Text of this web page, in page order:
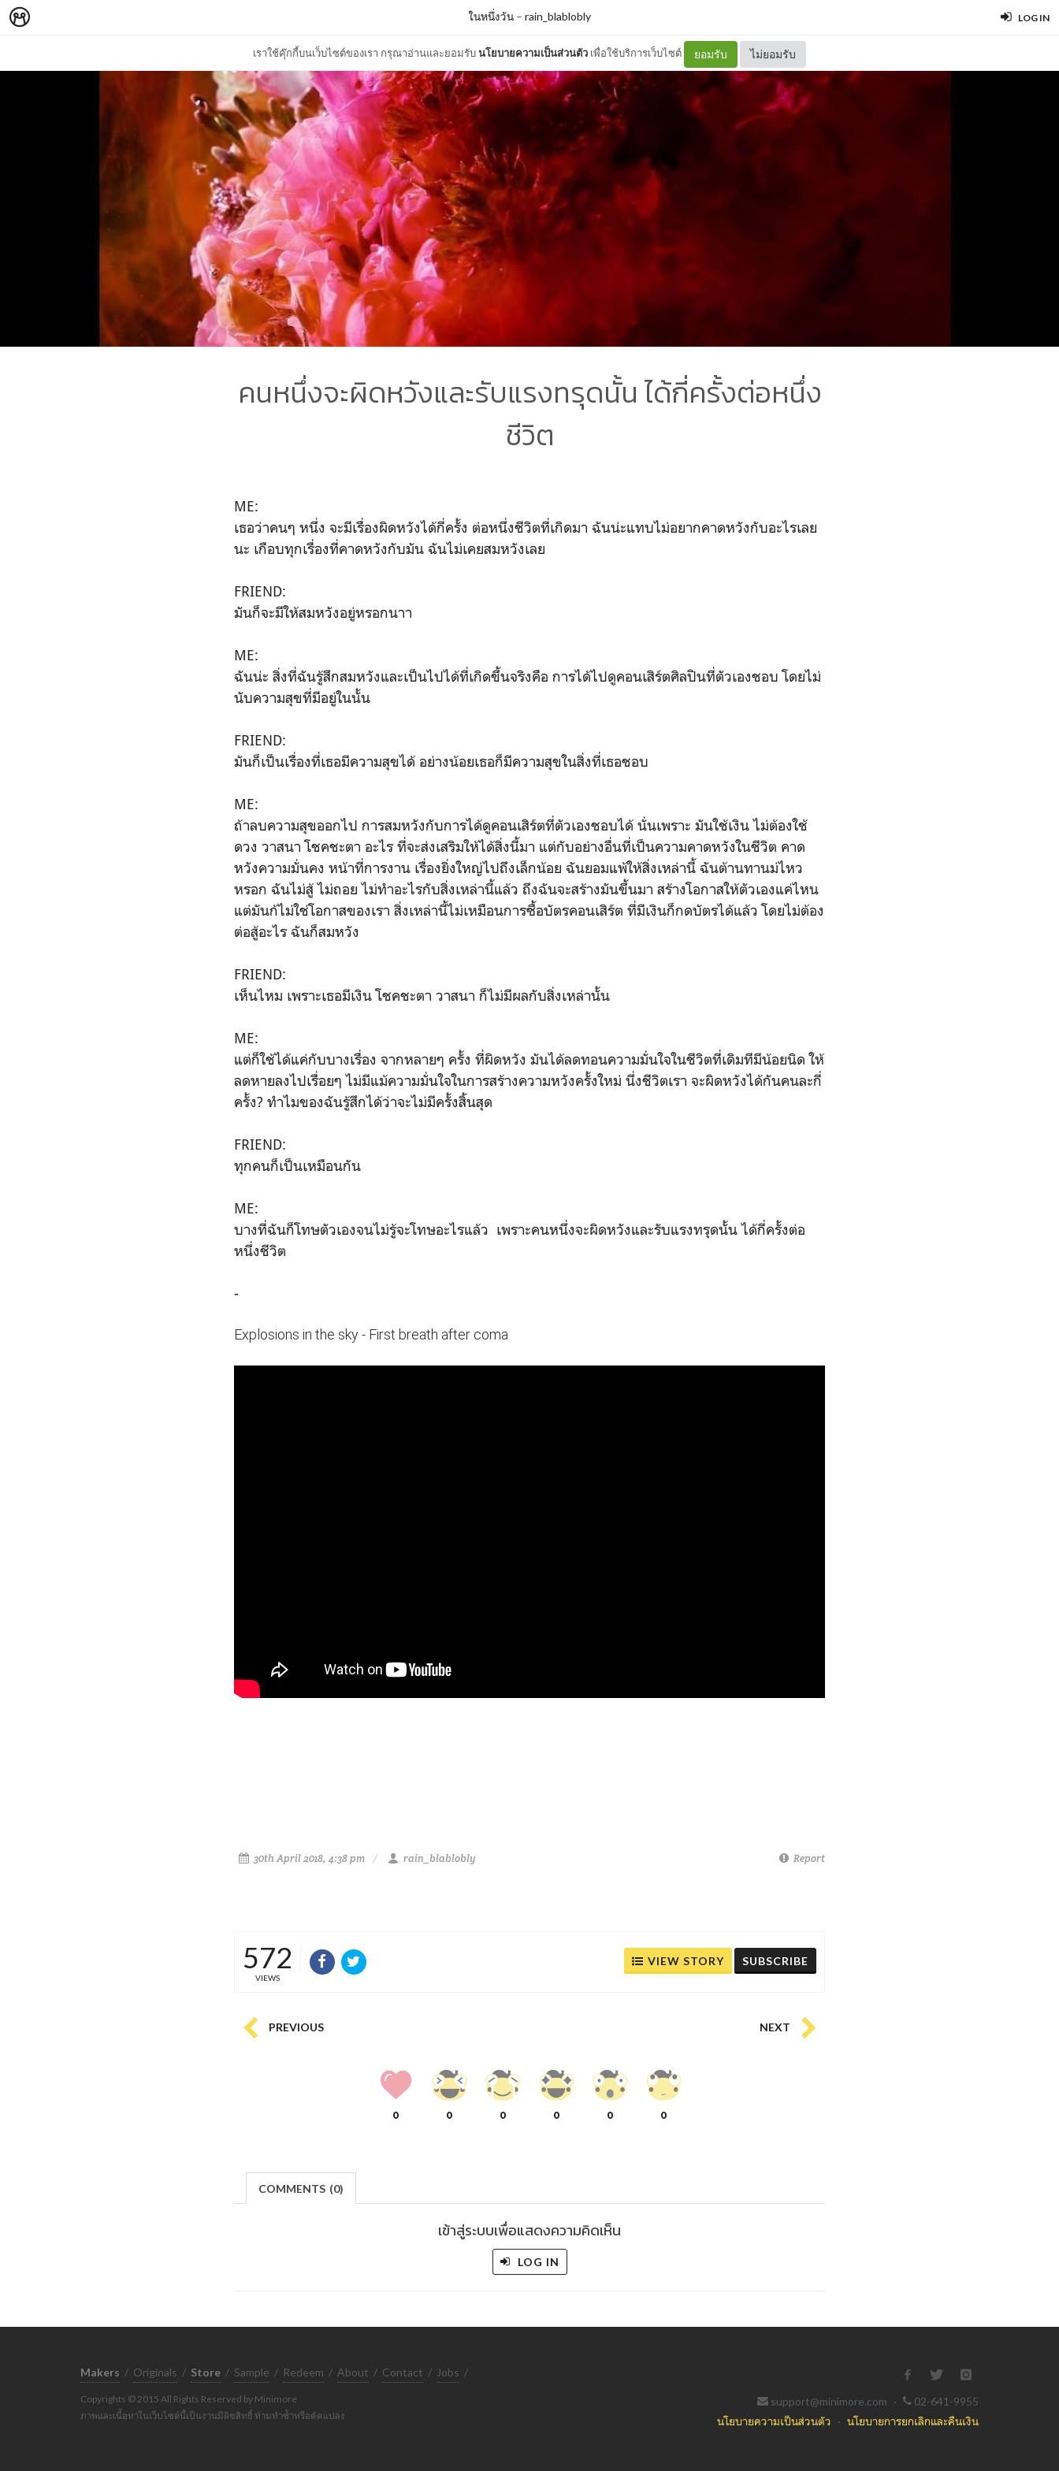
LOG IN
เราใช้คุ๊กกี้บนเว็บไซต์ของเรา กรุณาอ่านและยอมรับนโยบายความเป็นส่วนตัว เพื่อใช้บริการเว็บไซต์ ยอมรับ ไม่ยอมรับ
ในหนึ่งวัน– rain_blablobly
คนหนึ่งจะผิดหวังและรับแรงทรุดนั้น ได้กี่ครั้งต่อหนึ่ง
ชีวิต
ME:
เธอว่าคนๆ หนึ่ง จะมีเรื่องผิดหวังได้กี่ครั้ง ต่อหนึ่งชีวิตที่เกิดมา ฉันน่ะแทบไม่อยากคาดหวังกับอะไรเลย
นะ เกือบทุกเรื่องที่คาดหวังกับมัน ฉันไม่เคยสมหวังเลย
FRIEND:
มันก็จะมีให้สมหวังอยู่หรอกนาา
ME:
ฉันน่ะ สิ่งที่ฉันรู้สึกสมหวังและเป็นไปได้ที่เกิดขึ้นจริงคือ การได้ไปดูคอนเสิร์ตศิลปินที่ตัวเองชอบ โดยไม่
นับความสุขที่มีอยู่ในนั้น
FRIEND:
มันก็เป็นเรื่องที่เธอมีความสุขได้ อย่างน้อยเธอก็มีความสุขในสิ่งที่เธอชอบ
ME:
ถ้าลบความสุขออกไป การสมหวังกับการได้ดูคอนเสิร์ตที่ตัวเองชอบได้ นั่นเพราะ มันใช้เงิน ไม่ต้องใช้
ดวง วาสนา โชคชะตา อะไร ที่จะส่งเสริมให้ได้สิ่งนี้มา แต่กับอย่างอื่นที่เป็นความคาดหวังในชีวิต คาด
หวังความมั่นคง หน้าที่การงาน เรื่องยิ่งใหญ่ไปถึงเล็กน้อย ฉันยอมแพ้ให้สิ่งเหล่านี้ ฉันต้านทานม่ไหว
หรอก ฉันไม่สู้ ไม่ถอย ไม่ทำอะไรกับสิ่งเหล่านี้แล้ว ถึงฉันจะสร้างมันขึ้นมา สร้างโอกาสให้ตัวเองแค่ไหน
แต่มันก้ไม่ใช่โอกาสของเรา สิ่งเหล่านี้ไม่เหมือนการซื้อบัตรคอนเสิร์ต ที่มีเงินก็กดบัตรได้แล้ว โดยไม่ต้อง
ต่อสู้อะไร ฉันก็สมหวัง
FRIEND:
เห็นไหม เพราะเธอมีเงิน โชคชะตา วาสนา ก็ไม่มีผลกับสิ่งเหล่านั้น
ME:
แต่ก็ใช้ได้แค่กับบางเรื่อง จากหลายๆ ครั้ง ที่ผิดหวัง มันได้ลดทอนความมั่นใจในชีวิตที่เดิมทีมีน้อยนิด ให้
ลดหายลงไปเรื่อยๆ ไม่มีแม้ความมั่นใจในการสร้างความหวังครั้งใหม่ นึ่งชีวิตเรา จะผิดหวังได้กันคนละกี่
ครั้ง? ทำไมของฉันรู้สึกได้ว่าจะไม่มีครั้งสิ้นสุด
FRIEND:
ทุกคนก็เป็นเหมือนกัน
ME:
บางที่ฉันก็โทษตัวเองจนไม่รู้จะโทษอะไรแล้ว เพราะคนหนึ่งจะผิดหวังและรับแรงทรุดนั้น ได้กี่ครั้งต่อ
หนึ่งชีวิต
-
Explosions in the sky - First breath after coma
30th April 2018, 4:38 pm rain_blablobly Report
572
VIEWS
VIEW STORY SUBSCRIBE
PREVIOUS NEXT
0 0 0 0 0 0
COMMENTS (0)
เข้าสู่ระบบเพื่อแสดงความคิดเห็น
LOG IN
Makers / Originals / Store / Sample / Redeem / About / Contact / Jobs /
Copyrights © 2015 All Rights Reserved by Minimore
ภาพและเนื้อหาในเว็บไซต์นี้เป็นงานมีลิขสิทธิ์ ห้ามทำซ้ำหรือดัดแปลง
support@minimore.com ·
02-641-9955
นโยบายความเป็นส่วนตัว · นโยบายการยกเลิกและคืนเงิน